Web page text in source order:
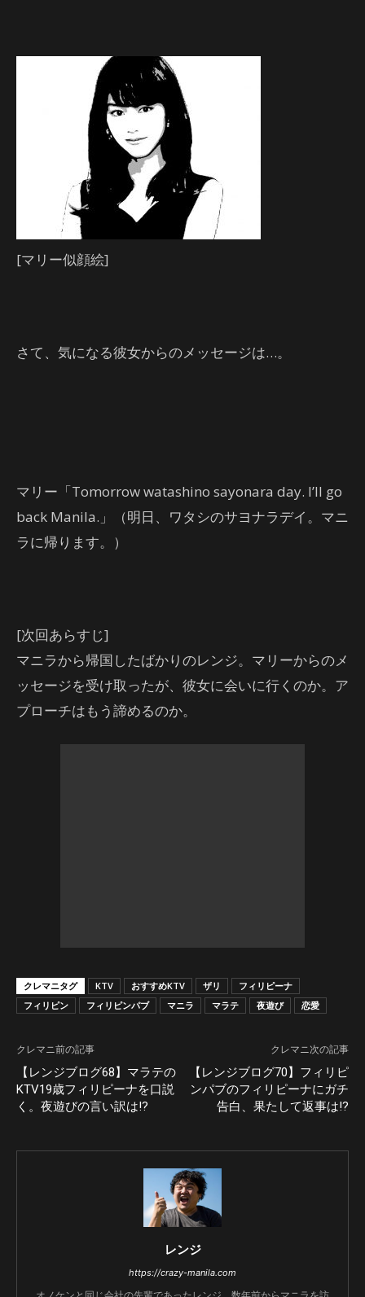
[マリー似顔絵]
さて、気になる彼女からのメッセージは…。
マリー「Tomorrow watashino sayonara day. I’ll go
back Manila.」（明日、ワタシのサヨナラデイ。マニ
ラに帰ります。）
[次回あらすじ]
マニラから帰国したばかりのレンジ。マリーからのメ
ッセージを受け取ったが、彼女に会いに行くのか。ア
プローチはもう諦めるのか。
クレマニタグ KTV おすすめKTV ザリ
フィリピーナ
フィリピン
フィリピンパブ マニラ マラテ 夜遊び 恋愛
クレマニ前の記事
【レンジブログ68】マラテの
KTV19歳フィリピーナを口説
く。夜遊びの言い訳は!?
クレマニ次の記事
【レンジブログ70】フィリピ
ンパブのフィリピーナにガチ
告白、果たして返事は!?
レンジ
https://crazy-manila.com